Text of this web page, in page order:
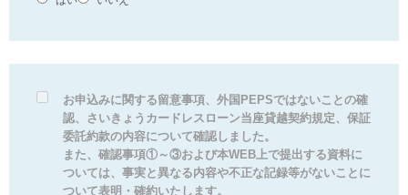
お申込みに関する留意事項、外国PEPSではないことの確
認、さいきょうカードレスローン当座貸越契約規定、保証
委託約款の内容について確認しました。
また、確認事項①～③および本WEB上で提出する資料に
ついては、事実と異なる内容や不正な記録等がないことに
ついて表明・確約いたします。